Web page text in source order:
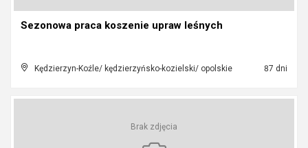
Sezonowa praca koszenie upraw leśnych
Kędzierzyn-Koźle/ kędzierzyńsko-kozielski/ opolskie 87 dni
Brak zdjęcia